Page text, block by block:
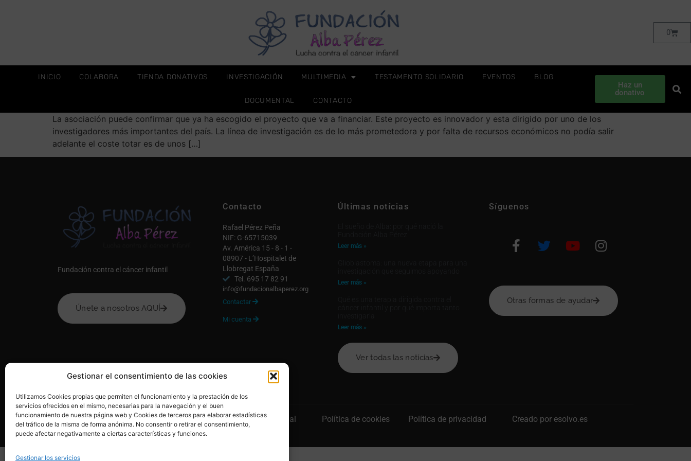
Gestionar el consentimiento de las cookies
Utilizamos Cookies propias que permiten el funcionamiento y la prestación de los
servicios ofrecidos en el mismo, necesarias para la navegación y el buen
funcionamiento de nuestra página web y Cookies de terceros para elaborar estadísticas
del tráfico de la misma de forma anónima. No consentir o retirar el consentimiento,
puede afectar negativamente a ciertas características y funciones.
Gestionar los servicios
0
INICIO COLABORA TIENDA DONATIVOS INVESTIGACIÓN MULTIMEDIA TESTAMENTO SOLIDARIO EVENTOS BLOG
DOCUMENTAL CONTACTO
Haz un
donativo
La asociación puede confirmar que ya ha escogido el proyecto que va a financiar. Este proyecto es innovador y esta dirigido por uno de los
investigadores más importantes del país. La línea de investigación es de lo más prometedora y por falta de recursos económicos no podía salir
adelante el coste totar es de unos […]
Fundación contra el cáncer infantil
Únete a nosotros AQUÍ
Contacto
Rafael Pérez Peña
NIF: G-65715039
Av. América 15 - 8 - 1 -
08907 - L’Hospitalet de
Llobregat España
Tel. 695 17 82 91
info@fundacionalbaperez.org
Contactar
Mi cuenta
Últimas notícias
Leer más »
Leer más »
Leer más »
Ver todas las notícias
Síguenos
Otras formas de ayudar
© 2020, Fundación Alba Pérez. All Rights Reserved Aviso legal Política de cookies Política de privacidad Creado por esolvo.es